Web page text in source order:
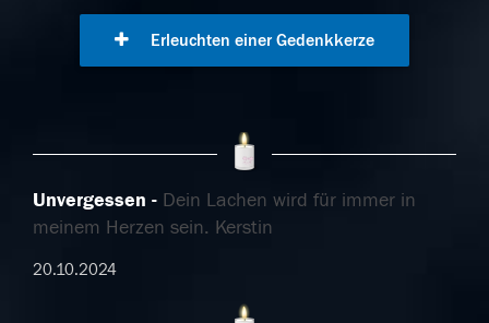
Erleuchten einer Gedenkkerze
Unvergessen
Dein Lachen wird für immer in
meinem Herzen sein. Kerstin
20.10.2024